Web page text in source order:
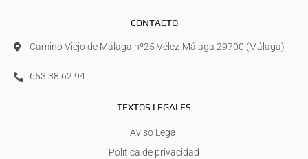
CONTACTO
Camino Viejo de Málaga nº25 Vélez-Málaga 29700 (Málaga)
653 38 62 94
TEXTOS LEGALES
Aviso Legal
Política de privacidad